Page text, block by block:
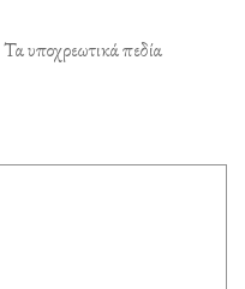
Τα υποχρεωτικά πεδία